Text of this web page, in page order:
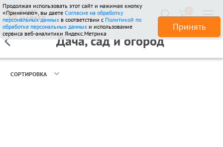
510 отзывов
Продолжая использовать этот сайт и нажимая кнопку
«Принимаю», вы даете Согласие на обработку
персональных данных в соответствии с Политикой по
обработке персональных данных и использование
сервиса веб-аналитики Яндекс.Метрика
Принять
Дача, сад и огород
СОРТИРОВКА